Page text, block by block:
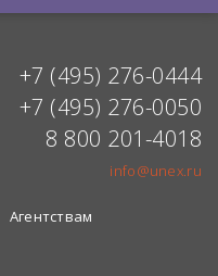
+7 (495) 276-0444
+7 (495) 276-0050
8 800 201-4018
info@unex.ru
Агентствам